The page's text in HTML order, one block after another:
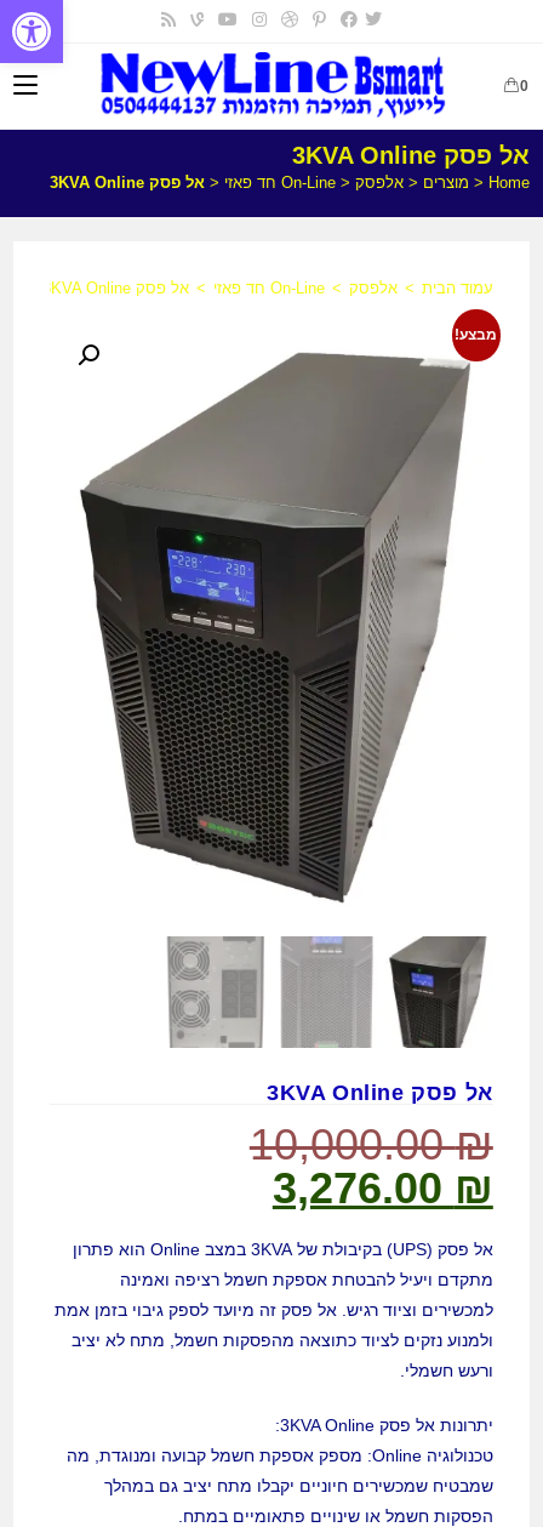
0
אל פסק 3KVA Online
Home
< מוצרים <אלפסק <On-Line חד פאזי <אל פסק 3KVA Online
עמוד הבית > אלפסק > On-Line חד פאזי > אל פסק 3KVA Online
מבצע!
אל פסק 3KVA Online
10,000.00₪
3,276.00 ₪
אל פסק (UPS) בקיבולת של 3KVA במצב Online הוא פתרון
מתקדם ויעיל להבטחת אספקת חשמל רציפה ואמינה
למכשירים וציוד רגיש. אל פסק זה מיועד לספק גיבוי בזמן אמת
ולמנוע נזקים לציוד כתוצאה מהפסקות חשמל, מתח לא יציב
ורעש חשמלי.
יתרונות אל פסק 3KVA Online:
טכנולוגיה Online: מספק אספקת חשמל קבועה ומנוגדת, מה
שמבטיח שמכשירים חיוניים יקבלו מתח יציב גם במהלך
הפסקות חשמל או שינויים פתאומיים במתח.